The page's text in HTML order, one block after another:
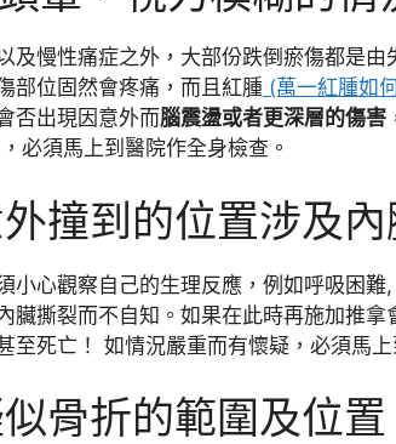
及慢性痛症之外，大部份跌倒瘀傷都是
部位固然會疼痛，而且紅腫 (萬一紅腫如
否出現因意外而腦震盪或者更深層的傷害
必須馬上到醫院作全身檢查。
撞到的位置涉及內
小心觀察自己的生理反應，例如呼吸困
臟撕裂而不自知。如果在此時再施加推
至死亡！ 如情況嚴重而有懷疑，必須馬上
骨折的範圍及位置